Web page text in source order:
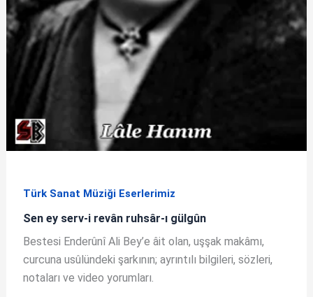
Türk Sanat Müziği Eserlerimiz
Sen ey serv-i revân ruhsâr-ı gülgûn
Bestesi Enderûnî Ali Bey’e âit olan, uşşak makâmı,
curcuna usûlündeki şarkının; ayrıntılı bilgileri, sözleri,
notaları ve video yorumları.